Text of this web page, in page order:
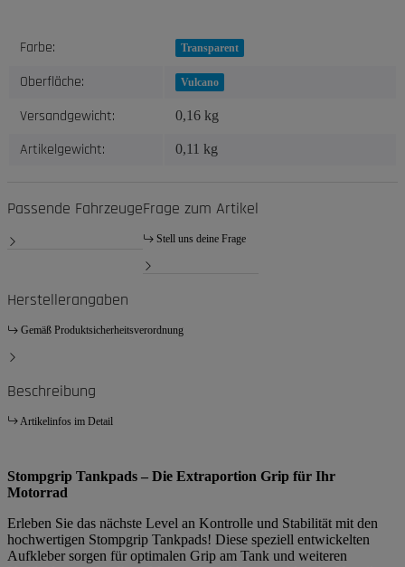
Produkteigenschaft
Wert
Farbe: Transparent
Oberfläche: Vulcano
Versandgewicht: 0,16 kg
Artikelgewicht: 0,11 kg
Passende FahrzeugeFrage zum Artikel
Stell uns deine Frage
Herstellerangaben
Gemäß Produktsicherheitsverordnung
Beschreibung
Artikelinfos im Detail
Stompgrip Tankpads – Die Extraportion Grip für Ihr
Motorrad
Erleben Sie das nächste Level an Kontrolle und Stabilität mit den
hochwertigen Stompgrip Tankpads! Diese speziell entwickelten
Aufkleber sorgen für optimalen Grip am Tank und weiteren